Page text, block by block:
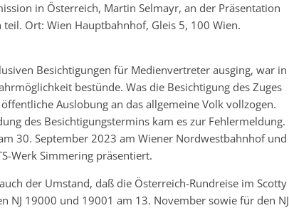
in Österreich, Martin Selmayr, an der Präsentation
Ort: Wien Hauptbahnhof, Gleis 5, 100 Wien.
Besichtigungen für Medienvertreter ausging, war in
bestünde. Was die Besichtigung des Zuges
Auslobung an das allgemeine Volk vollzogen.
des Besichtigungstermins kam es zur Fehlermeldung.
30. September 2023 am Wiener Nordwestbahnhof und
Werk Simmering präsentiert.
der Umstand, daß die Österreich-Rundreise im Scotty
NJ 19000 und 19001 am 13. November sowie für den NJ